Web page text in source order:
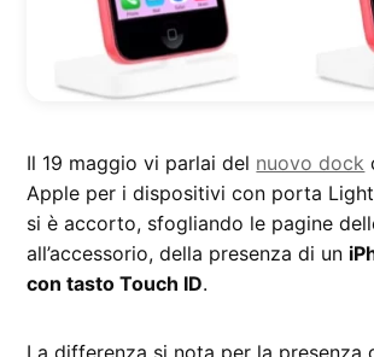
Il 19 maggio vi parlai del nuovo dock
Apple per i dispositivi con porta
si è accorto, sfogliando le pagine
all’accessorio, della presenza di un
con tasto Touch ID.
La differenza si nota per la presenza